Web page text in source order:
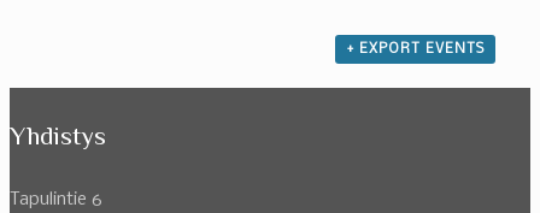
+ EXPORT EVENTS
Yhdistys
Tapulintie 6